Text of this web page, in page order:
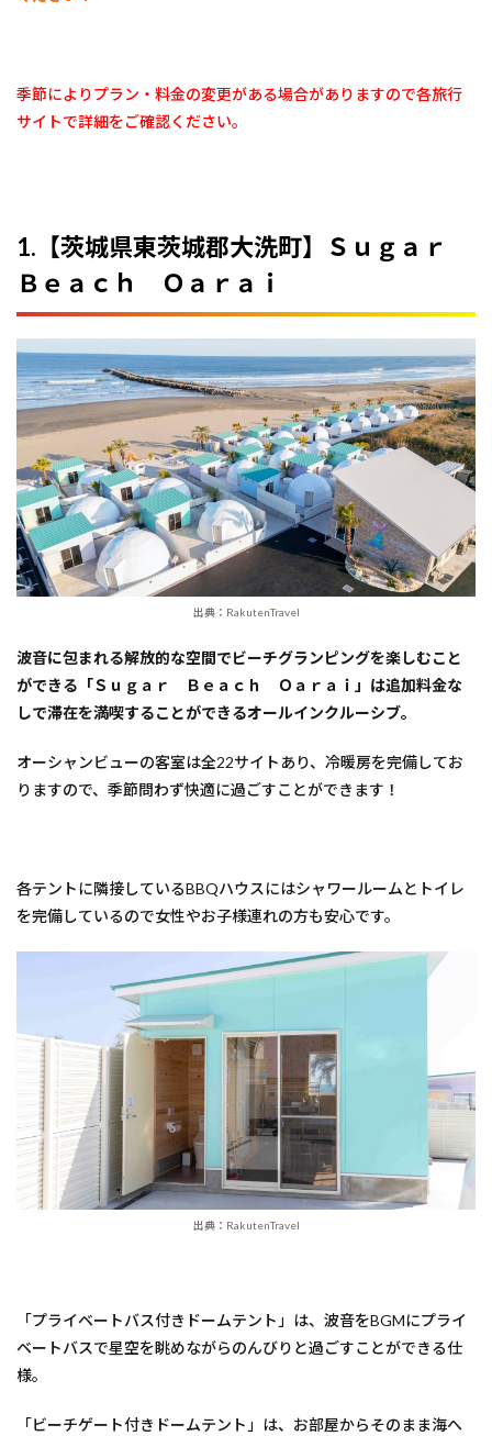
季節によりプラン・料金の変更がある場合がありますので各旅行
サイトで詳細をご確認ください。
1.【茨城県東茨城郡大洗町】Ｓｕｇａｒ
Ｂｅａｃｈ Ｏａｒａｉ
出典：RakutenTravel
波音に包まれる解放的な空間でビーチグランピングを楽しむこと
ができる「Ｓｕｇａｒ Ｂｅａｃｈ Ｏａｒａｉ」は追加料金な
しで滞在を満喫することができるオールインクルーシブ。
オーシャンビューの客室は全22サイトあり、冷暖房を完備してお
りますので、季節問わず快適に過ごすことができます！
各テントに隣接しているBBQハウスにはシャワールームとトイレ
を完備しているので女性やお子様連れの方も安心です。
出典：RakutenTravel
「プライベートバス付きドームテント」は、波音をBGMにプライ
ベートバスで星空を眺めながらのんびりと過ごすことができる仕
様。
「ビーチゲート付きドームテント」は、お部屋からそのまま海へ